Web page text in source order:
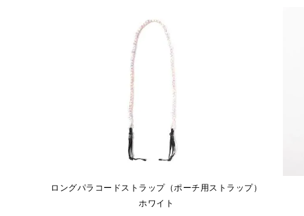
ロングパラコードストラップ（ポーチ用ストラップ）
ホワイト